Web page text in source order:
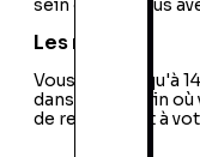
Détection de
Suivi des
Fonctionnalité
sein duquel vous
Les retours
Vous avez jusqu'à
dans le magasin
de retour sont à